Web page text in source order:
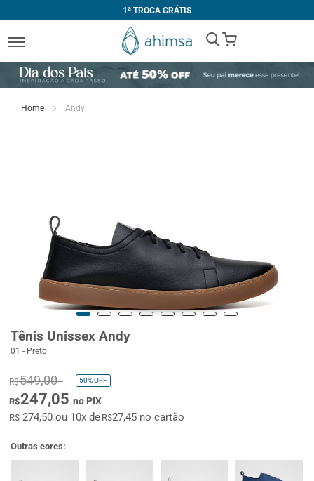
1ª TROCA GRÁTIS
My Cart
Home Andy
Tênis Unissex Andy
01 - Preto
R$549,00 50%OFF
R$247,05 no PIX
R$ 274,50 ou 10x deR$27,45 no cartão
Outras cores: